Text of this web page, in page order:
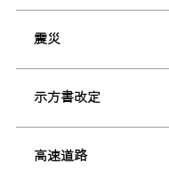
震災
示方書改定
高速道路